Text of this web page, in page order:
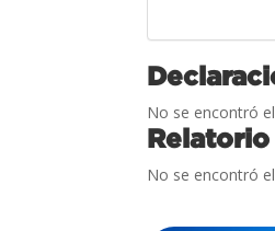
No se encontró
No se encontró